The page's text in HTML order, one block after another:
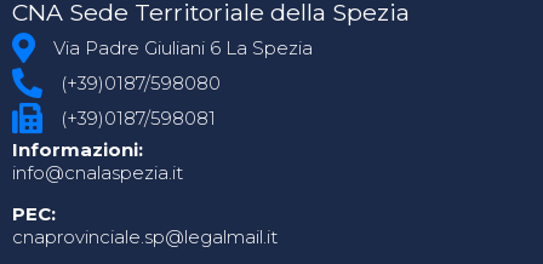
CNA Sede Territoriale della Spezia
Via Padre Giuliani 6 La Spezia
(+39)0187/598080
(+39)0187/598081
Informazioni:
info@cnalaspezia.it
PEC:
cnaprovinciale.sp@legalmail.it